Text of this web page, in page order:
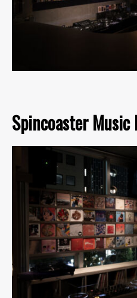
Spincoaster Music